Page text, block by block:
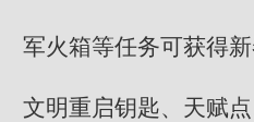
军火箱等任务可获得
文明重启钥匙、天赋